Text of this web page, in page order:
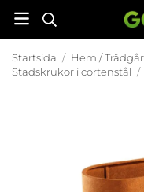
Startsida / Hem /
Stadskrukor i cortenstål /